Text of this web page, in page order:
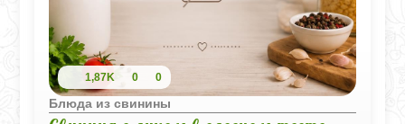
1,87K 0 0
Блюда из свинины